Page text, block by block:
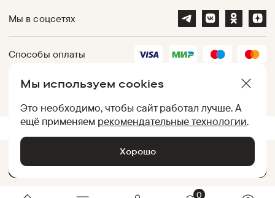
0
Мы используем cookies
Это необходимо, чтобы сайт работал лучше. А
ещё применяем рекомендательные технологии.
Хорошо
Мы в соцсетях
Способы оплаты
Партнеры
UID:050012AC1347786A790084B40294FE0B
331c7a6c0266